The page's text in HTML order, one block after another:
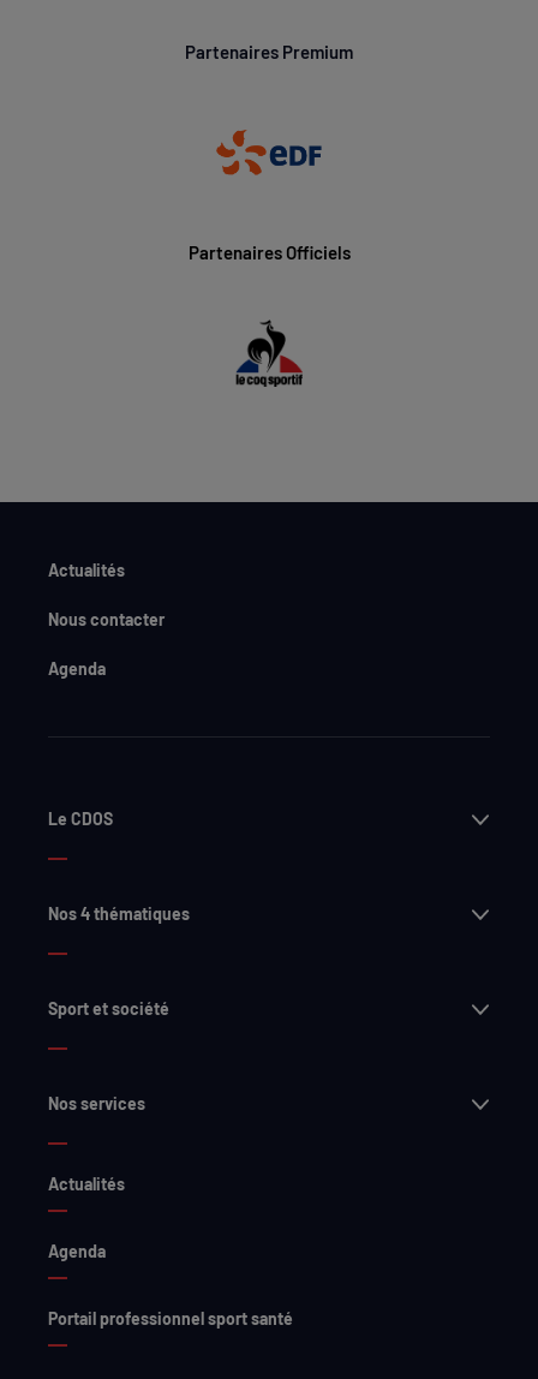
Partenaires Premium
Partenaires Officiels
Actualités
Nous contacter
Agenda
Le CDOS
Nos 4 thématiques
Sport et société
Nos services
Actualités
Agenda
Portail professionnel sport santé